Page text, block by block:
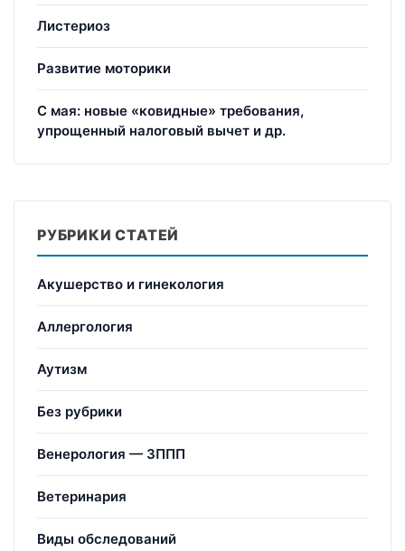
Листериоз
Развитие моторики
С мая: новые «ковидные» требования,
упрощенный налоговый вычет и др.
РУБРИКИ СТАТЕЙ
Акушерство и гинекология
Аллергология
Аутизм
Без рубрики
Венерология — ЗППП
Ветеринария
Виды обследований